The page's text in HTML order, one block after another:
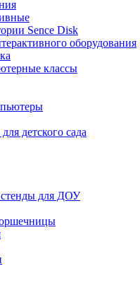
Sence Disk
оборудования
классы
детского сада
для ДОУ